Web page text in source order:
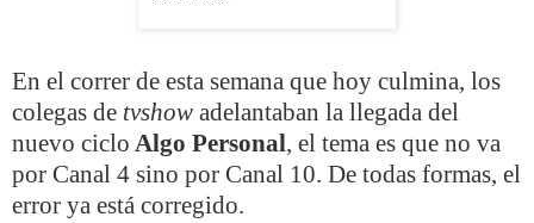
En el correr de esta semana que hoy culmina, los
colegas de tvshow adelantaban la llegada del
nuevo ciclo Algo Personal , el tema es que no va
por Canal 4 sino por Canal 10. De todas formas, el
error ya está corregido.